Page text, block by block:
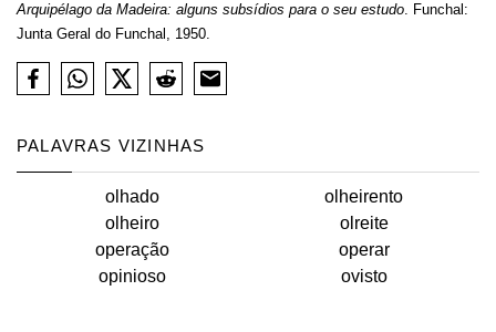
Arquipélago da Madeira: alguns subsídios para o seu estudo. Funchal:
Junta Geral do Funchal, 1950.
PALAVRAS VIZINHAS
olhado
olheirento
olheiro
olreite
operação
operar
opinioso
ovisto